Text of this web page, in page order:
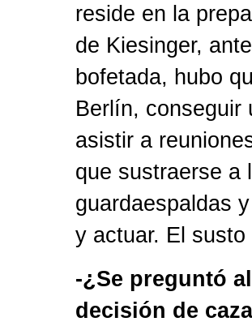
reside en la
de Kiesinger,
bofetada, hubo
Berlín, conseguir
asistir a
que sustraerse a
guardaespaldas
y actuar. El
-¿Se preguntó
decisión de